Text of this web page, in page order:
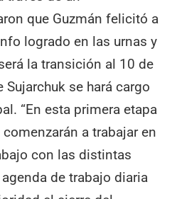
que Guzmán felicitó a
logrado en las urnas y
la transición al 10 de
se hará cargo
“En esta primera etapa
a trabajar en
con las distintas
de trabajo diaria